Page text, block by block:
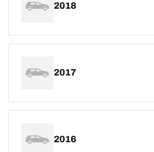
2018
2017
2016